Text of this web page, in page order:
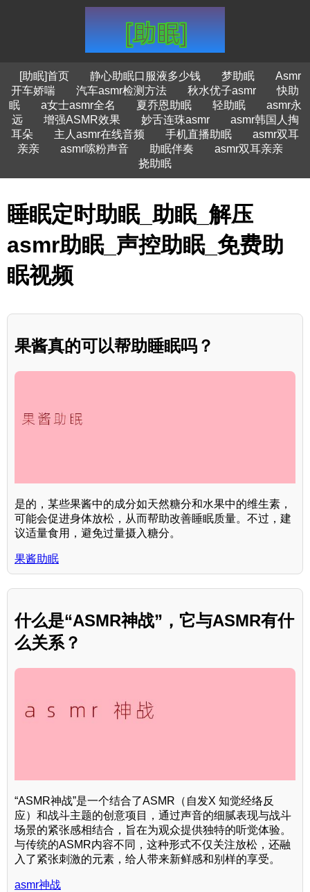
[助眠]首页 静心助眠口服液多少钱 梦助眠
Asmr
开车娇喘
汽车asmr检测方法 秋水优子asmr
快助
眠
a女士asmr全名 夏乔恩助眠 轻助眠
asmr永
远
增强ASMR效果 妙舌连珠asmr
asmr韩国人掏
耳朵
主人asmr在线音频 手机直播助眠
asmr双耳
亲亲
asmr嗦粉声音 助眠伴奏
asmr双耳亲亲
挠助眠
睡眠定时助眠_助眠_解压
asmr助眠_声控助眠_免费助
眠视频
果酱真的可以帮助睡眠吗？
是的，某些果酱中的成分如天然糖分和水果中的维生素，
可能会促进身体放松，从而帮助改善睡眠质量。不过，建
议适量食用，避免过量摄入糖分。
果酱助眠
什么是“ASMR神战”，它与ASMR有什
么关系？
“ASMR神战”是一个结合了ASMR（自发X 知觉经络反
应）和战斗主题的创意项目，通过声音的细腻表现与战斗
场景的紧张感相结合，旨在为观众提供独特的听觉体验。
与传统的ASMR内容不同，这种形式不仅关注放松，还融
入了紧张刺激的元素，给人带来新鲜感和别样的享受。
asmr神战